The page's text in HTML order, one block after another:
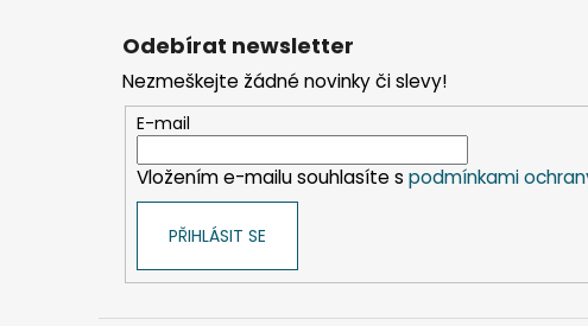
Odebírat newsletter
Nezmeškejte žádné novinky či slevy!
E-mail
Vložením e-mailu souhlasíte s podmínkami
PŘIHLÁSIT SE